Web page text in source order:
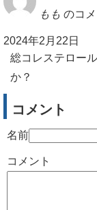
もも のコメ
2024年2月22日
総コレステロー
か？
コメント
名前
コメント